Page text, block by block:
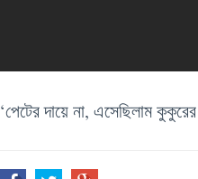
‘পেটের দায়ে না, এসেছিলাম